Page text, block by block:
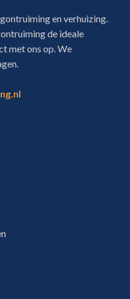
en verhuizing.
de ideale
met ons op. We